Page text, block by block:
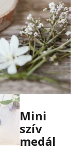
Mini
szív
medál